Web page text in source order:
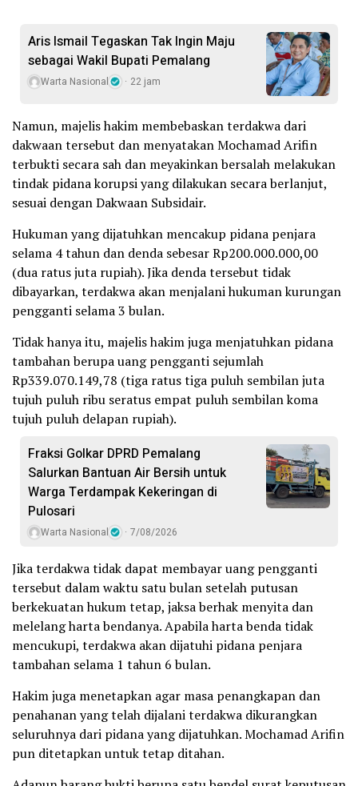
Aris Ismail Tegaskan Tak Ingin Maju
sebagai Wakil Bupati Pemalang
Warta Nasional 22 jam
Namun, majelis hakim membebaskan terdakwa dari
dakwaan tersebut dan menyatakan Mochamad Arifin
terbukti secara sah dan meyakinkan bersalah melakukan
tindak pidana korupsi yang dilakukan secara berlanjut,
sesuai dengan Dakwaan Subsidair.
Hukuman yang dijatuhkan mencakup pidana penjara
selama 4 tahun dan denda sebesar Rp200.000.000,00
(dua ratus juta rupiah). Jika denda tersebut tidak
dibayarkan, terdakwa akan menjalani hukuman kurungan
pengganti selama 3 bulan.
Tidak hanya itu, majelis hakim juga menjatuhkan pidana
tambahan berupa uang pengganti sejumlah
Rp339.070.149,78 (tiga ratus tiga puluh sembilan juta
tujuh puluh ribu seratus empat puluh sembilan koma
tujuh puluh delapan rupiah).
Fraksi Golkar DPRD Pemalang
Salurkan Bantuan Air Bersih untuk
Warga Terdampak Kekeringan di
Pulosari
Warta Nasional 7/08/2026
Jika terdakwa tidak dapat membayar uang pengganti
tersebut dalam waktu satu bulan setelah putusan
berkekuatan hukum tetap, jaksa berhak menyita dan
melelang harta bendanya. Apabila harta benda tidak
mencukupi, terdakwa akan dijatuhi pidana penjara
tambahan selama 1 tahun 6 bulan.
Hakim juga menetapkan agar masa penangkapan dan
penahanan yang telah dijalani terdakwa dikurangkan
seluruhnya dari pidana yang dijatuhkan. Mochamad Arifin
pun ditetapkan untuk tetap ditahan.